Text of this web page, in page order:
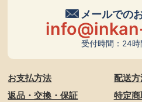
メールでの
受付時間：24時
お支払方法
配送
返品・交換・保証
特定